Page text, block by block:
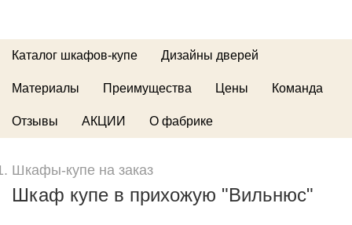
Каталог шкафов-купе Дизайны дверей
Материалы Преимущества Цены Команда
Отзывы АКЦИИ О фабрике
Шкафы-купе на заказ
Шкаф купе в прихожую "Вильнюс"